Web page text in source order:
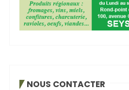
NOUS CONTACTER